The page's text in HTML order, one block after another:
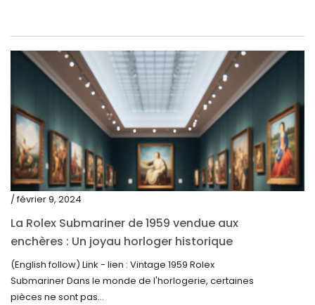
novembre 2022
octobre 2022
septembre 2022
août 2022
juillet 2022
juin 2022
mai 2022
avril 2022
mars 2022
février 2022
décembre 2021
/ février 9, 2024
La Rolex Submariner de 1959 vendue aux
enchères : Un joyau horloger historique
trouve un nouveau propriétaire pour 60 000
$
(English follow) Link - lien : Vintage 1959 Rolex
Submariner Dans le monde de l'horlogerie, certaines
pièces ne sont pas...